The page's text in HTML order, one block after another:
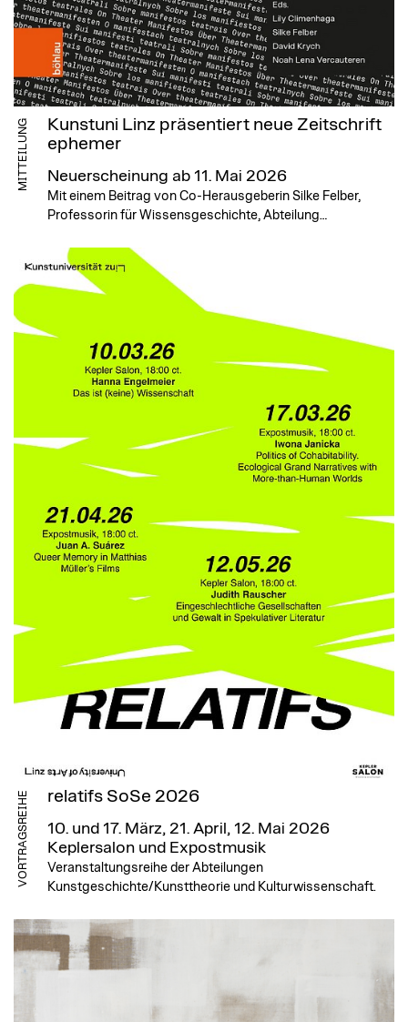
MITTEILUNG
Kunstuni Linz präsentiert neue Zeitschrift
ephemer
Neuerscheinung ab 11. Mai 2026
Mit einem Beitrag von Co-Herausgeberin Silke Felber,
Professorin für Wissensgeschichte, Abteilung…
VORTRAGSREIHE relatifs SoSe 2026
10. und 17. März, 21. April, 12. Mai 2026
Keplersalon und Expostmusik
Veranstaltungsreihe der Abteilungen
Kunstgeschichte/Kunsttheorie und Kulturwissenschaft.